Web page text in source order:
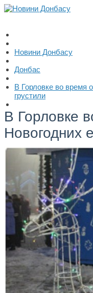
Новини Донбасу
Донбас
В Горловке во время
грустили
В Горловке
Новогодних